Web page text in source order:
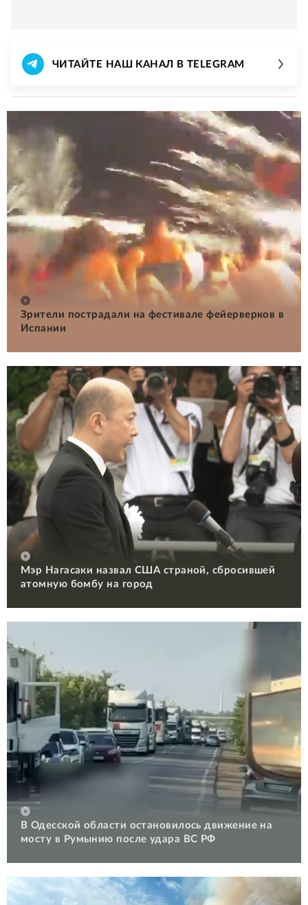
ЧИТАЙТЕ НАШ КАНАЛ В TELEGRAM
Зрители пострадали на фестивале фейерверков в
Испании
Мэр Нагасаки назвал США страной, сбросившей
атомную бомбу на город
В Одесской области остановилось движение на
мосту в Румынию после удара ВС РФ